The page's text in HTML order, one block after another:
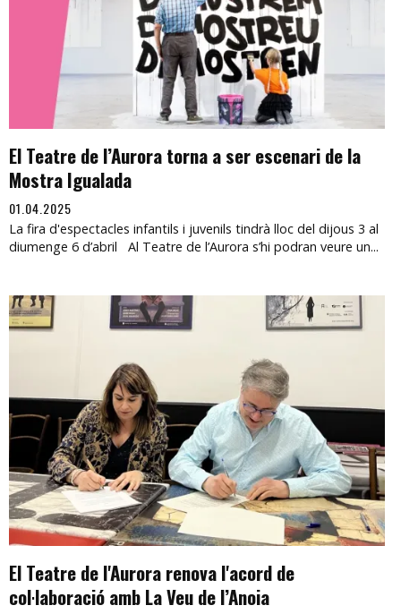
El Teatre de l’Aurora torna a ser escenari de la
Mostra Igualada
01.04.2025
La fira d'espectacles infantils i juvenils tindrà lloc del dijous 3 al
diumenge 6 d’abril Al Teatre de l’Aurora s’hi podran veure un...
El Teatre de l'Aurora renova l'acord de
col·laboració amb La Veu de l’Anoia